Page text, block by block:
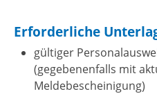
Erforderliche
gültiger
(gegebenenfalls mit
Meldebescheinigung)